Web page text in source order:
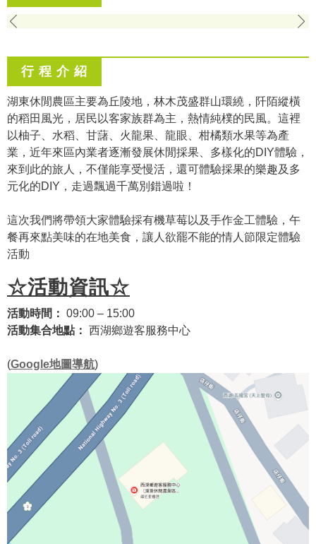
行 程 介 紹
湖東休閒農區主要為丘陵地，林木茂盛群山環繞，阡陌縱橫
的稻田風光，居民以客家族群為主，熱情純樸的民風。這裡
以柚子、水稻、甘藷、火龍果、龍眼、柑橘類水果等為產
業，近年來區內業者逐漸發展休閒採果、多樣化的DIY體驗，
來到此的旅人，不僅能享受慢活，還可體驗採果的樂趣及多
元化的DIY，走過飄過千萬別錯過啦！
這次我們將帶領大家體驗採有機草莓以及手作金工體驗，午
餐再來點美味的在地美食，讓人欲罷不能的情人節限定體驗
活動
☆活動資訊☆
活動時間： 09:00 – 15:00
活動集合地點： 西湖鄉遊客服務中心
(Google地圖導航)